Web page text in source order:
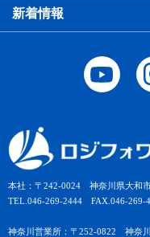
本社：〒242-0024 神奈川県大和
TEL.046-269-2444 FAX.046-269-
神奈川営業所：〒252-0822 神奈
新着情報